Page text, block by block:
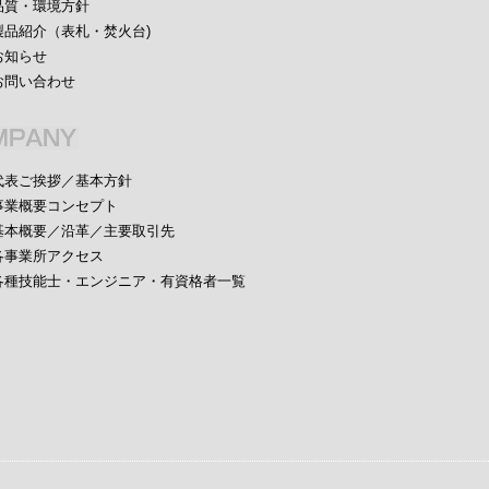
質・環境方針
品紹介（表札・焚火台)
知らせ
問い合わせ
表ご挨拶／基本方針
業概要コンセプト
本概要／沿革／主要取引先
事業所アクセス
種技能士・エンジニア・有資格者一覧